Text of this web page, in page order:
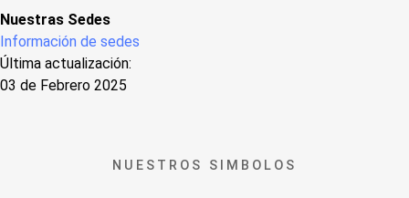
Nuestras Sedes
Información de sedes
Última actualización:
03 de Febrero 2025
NUESTROS SIMBOLOS